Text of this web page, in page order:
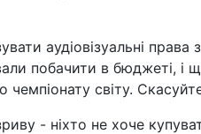
аудіовізуальні права
побачити в бюджеті, і
світу.
- ніхто не хоче